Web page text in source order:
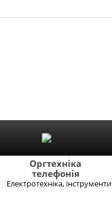
Оргтехніка
телефонія
Електротехніка, інструменти